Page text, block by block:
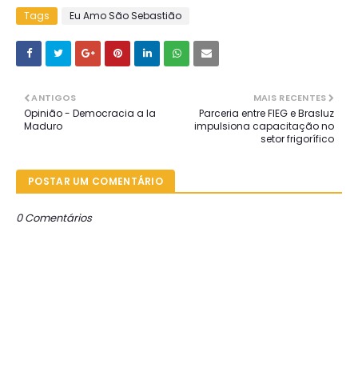
Tags Eu Amo São Sebastião
MAIS RECENTES
Parceria entre FIEG e Brasluz
impulsiona capacitação no
setor frigorífico
ANTIGOS
Opinião - Democracia a la
Maduro
POSTAR UM COMENTÁRIO
0 Comentários